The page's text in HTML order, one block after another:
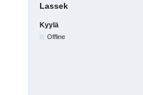
Lassek
Kyylä
Offline